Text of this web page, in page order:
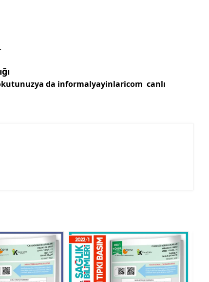
da informalyayinlaricom canlı